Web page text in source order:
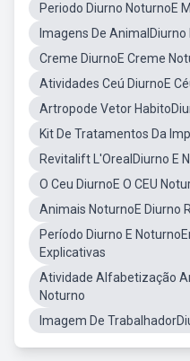
Periodo Diurno NoturnoE
Imagens De AnimalDiurno
Creme DiurnoE Creme
Atividades Ceú DiurnoE
Artropode Vetor
Kit De Tratamentos Da
Revitalift L'OrealDiurno E
O Ceu DiurnoE O CEU
Animais NoturnoE Diurno
Período Diurno E
Explicativas
Atividade Alfabetização
Noturno
Imagem De